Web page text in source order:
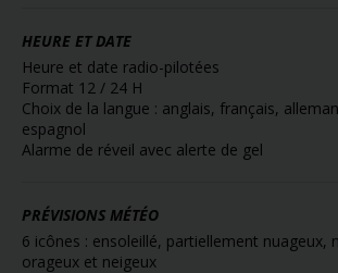
HEURE ET DATE
Heure et date radio-pilotées
Format 12 / 24 H
Choix de la langue : anglais, français,
espagnol
Alarme de réveil avec alerte de gel
PRÉVISIONS MÉTÉO
6 icônes : ensoleillé, partiellement nuageux,
orageux et neigeux